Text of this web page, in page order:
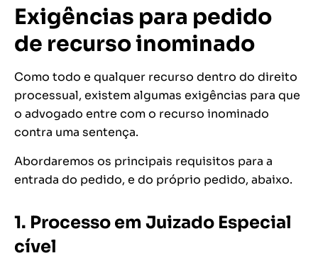
Exigências para pedido
de recurso inominado
Como todo e qualquer recurso dentro do direito
processual, existem algumas exigências para que
o advogado entre com o recurso inominado
contra uma sentença.
Abordaremos os principais requisitos para a
entrada do pedido, e do próprio pedido, abaixo.
1. Processo em Juizado Especial
cível